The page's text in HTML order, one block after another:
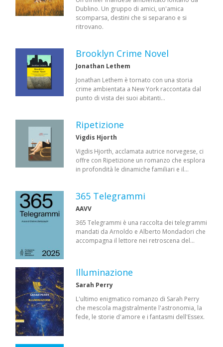
Dublino. Un gruppo di amici, un'amica
scomparsa, destini che si separano e si
ritrovano.
Brooklyn Crime Novel
Jonathan Lethem
Jonathan Lethem è tornato con una storia
crime ambientata a New York raccontata dal
punto di vista dei suoi abitanti…
Ripetizione
Vigdis Hjorth
Vigdis Hjorth, acclamata autrice norvegese, ci
offre con Ripetizione un romanzo che esplora
in profondità le dinamiche familiari e il…
365 Telegrammi
AAVV
365 Telegrammi è una raccolta dei telegrammi
mandati da Arnoldo e Alberto Mondadori che
accompagna il lettore nei retroscena del…
Illuminazione
Sarah Perry
L'ultimo enigmatico romanzo di Sarah Perry
che mescola magistralmente l'astronomia, la
fede, le storie d'amore e i fantasmi dell'Essex.